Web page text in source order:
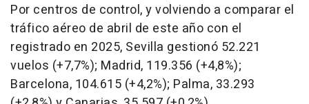
Por centros de control, y volviendo a comparar el
tráfico aéreo de abril de este año con el
registrado en 2025, Sevilla gestionó 52.221
vuelos (+7,7%); Madrid, 119.356 (+4,8%);
Barcelona, 104.615 (+4,2%); Palma, 33.293